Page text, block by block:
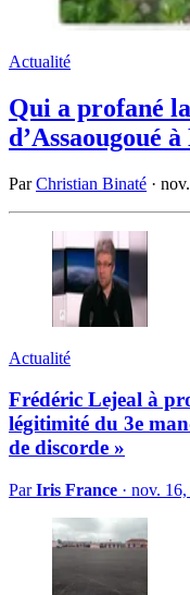
Actualité
Qui a profané
d’Assaougoué
ParChristian Binaté ·
Actualité
Frédéric Lejeal à
légitimité du 3e
de discorde »
ParIris France · nov.